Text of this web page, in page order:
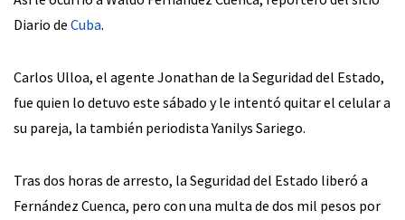
Diario de Cuba.
Carlos Ulloa, el agente Jonathan de la Seguridad del Estado,
fue quien lo detuvo este sábado y le intentó quitar el celular a
su pareja, la también periodista Yanilys Sariego.
Tras dos horas de arresto, la Seguridad del Estado liberó a
Fernández Cuenca, pero con una multa de dos mil pesos por